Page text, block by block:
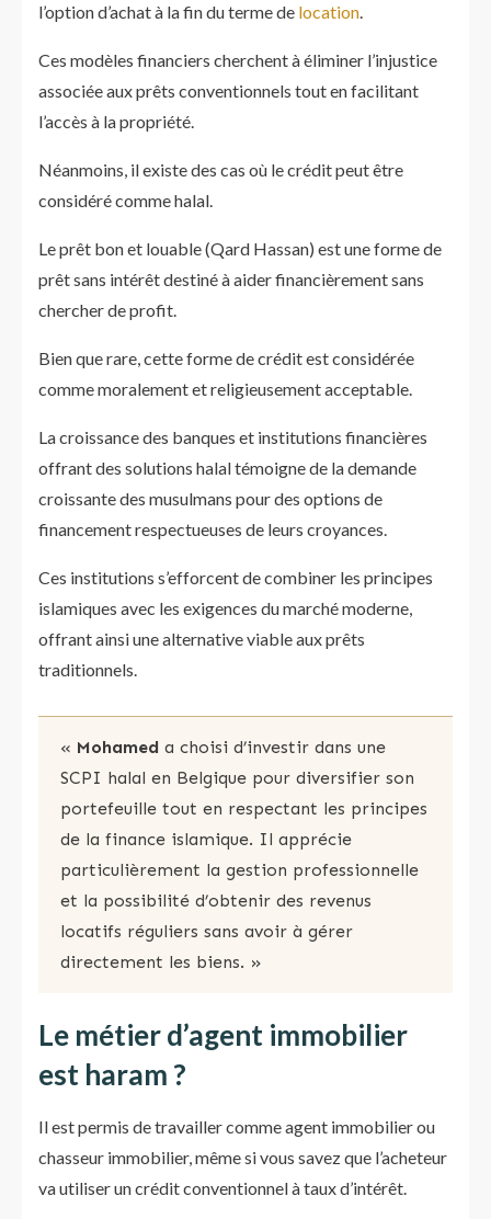
l’option d’achat à la fin du terme de location.
Ces modèles financiers cherchent à éliminer l’injustice
associée aux prêts conventionnels tout en facilitant
l’accès à la propriété.
Néanmoins, il existe des cas où le crédit peut être
considéré comme halal.
Le prêt bon et louable (Qard Hassan) est une forme de
prêt sans intérêt destiné à aider financièrement sans
chercher de profit.
Bien que rare, cette forme de crédit est considérée
comme moralement et religieusement acceptable.
La croissance des banques et institutions financières
offrant des solutions halal témoigne de la demande
croissante des musulmans pour des options de
financement respectueuses de leurs croyances.
Ces institutions s’efforcent de combiner les principes
islamiques avec les exigences du marché moderne,
offrant ainsi une alternative viable aux prêts
traditionnels.
« Mohamed a choisi d’investir dans une
SCPI halal en Belgique pour diversifier son
portefeuille tout en respectant les principes
de la finance islamique. Il apprécie
particulièrement la gestion professionnelle
et la possibilité d’obtenir des revenus
locatifs réguliers sans avoir à gérer
directement les biens​​. »
Le métier d’agent immobilier
est haram ?
Il est permis de travailler comme agent immobilier ou
chasseur immobilier, même si vous savez que l’acheteur
va utiliser un crédit conventionnel à taux d’intérêt.